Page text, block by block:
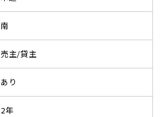
南
売主/貸主
あり
2年